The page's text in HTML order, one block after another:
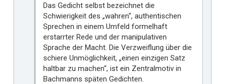
Das Gedicht selbst bezeichnet die
Schwierigkeit des „wahren“, authentischen
Sprechen in einem Umfeld formelhaft
erstarrter Rede und der manipulativen
Sprache der Macht. Die Verzweiflung über die
schiere Unmöglichkeit, „einen einzigen Satz
haltbar zu machen“, ist ein Zentralmotiv in
Bachmanns späten Gedichten.